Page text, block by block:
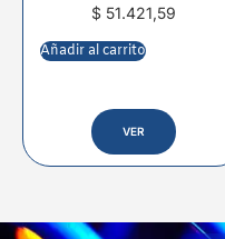
$51.421,59
Añadir al carrito
VER